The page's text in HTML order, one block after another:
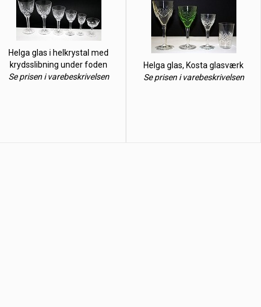
Helga glas i helkrystal med
krydsslibning under foden
Se prisen i varebeskrivelsen
Helga glas, Kosta glasværk
Se prisen i varebeskrivelsen